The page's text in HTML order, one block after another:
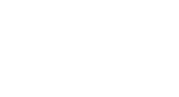
④商品およびサー